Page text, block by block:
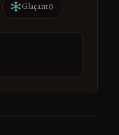
Glaçant0